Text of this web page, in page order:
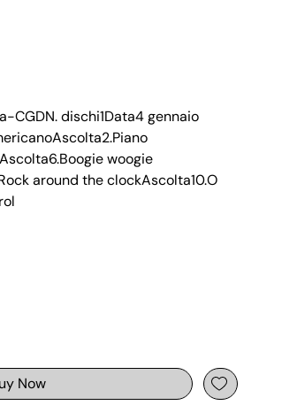
dischi1Data4 gennaio
woogie
around the clockAscolta10.O
Now